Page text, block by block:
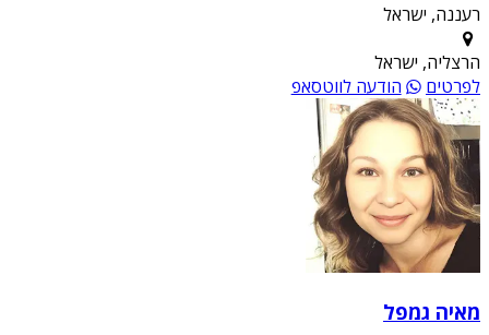
רעננה, ישראל
הרצליה, ישראל
לפרטים
הודעה לווטסאפ
מאיה גמפל